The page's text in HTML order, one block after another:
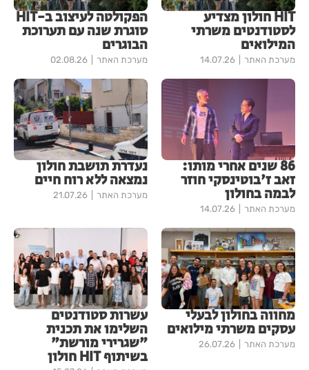
HIT חולון מצדיע
לסטודנטים משרתי
המילואים
מערכת האתר 14.07.26
הפקולטה לעיצוב ב-HIT
סוגרת שנה עם תערוכת
הבוגרים
מערכת האתר 02.08.26
86 שנים אחרי מותו:
זאב ז'בוטינסקי חוזר
לבמה בחולון
מערכת האתר 14.07.26
נעדרת תושבת חולון
נמצאה ללא רוח חיים
מערכת האתר 21.07.26
מחווה בחולון לבעלי
עסקים משרתי מילואים
מערכת האתר 26.07.26
עשרות סטודנטים
השלימו את תכנית
"שגרירי מורשת"
בשיתוף HIT חולון